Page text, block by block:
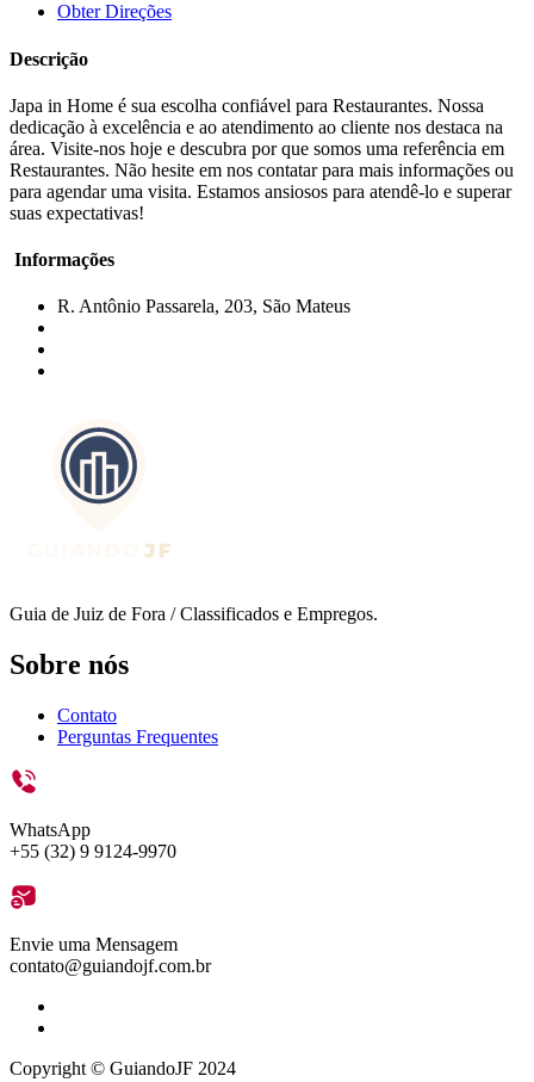
Obter Direções
Descrição
Japa in Home é sua escolha confiável para Restaurantes. Nossa
dedicação à excelência e ao atendimento ao cliente nos destaca na
área. Visite-nos hoje e descubra por que somos uma referência em
Restaurantes. Não hesite em nos contatar para mais informações ou
para agendar uma visita. Estamos ansiosos para atendê-lo e superar
suas expectativas!
Informações
R. Antônio Passarela, 203, São Mateus
Guia de Juiz de Fora / Classificados e Empregos.
Sobre nós
Contato
Perguntas Frequentes
WhatsApp
+55 (32) 9 9124-9970
Envie uma Mensagem
contato@guiandojf.com.br
Copyright © GuiandoJF 2024